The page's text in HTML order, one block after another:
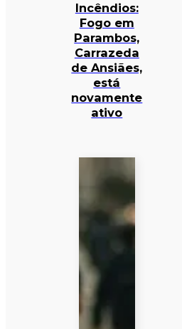
Incêndios:
Fogo em
Parambos,
Carrazeda
de Ansiães,
está
novamente
ativo